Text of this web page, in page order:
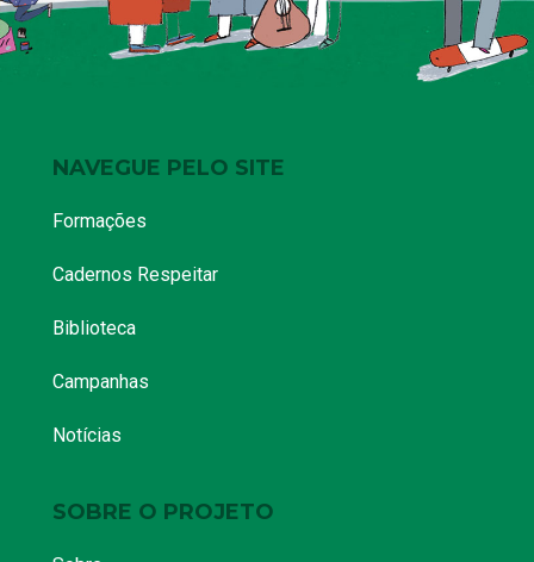
NAVEGUE PELO SITE
Formações
Cadernos Respeitar
Biblioteca
Campanhas
Notícias
SOBRE O PROJETO